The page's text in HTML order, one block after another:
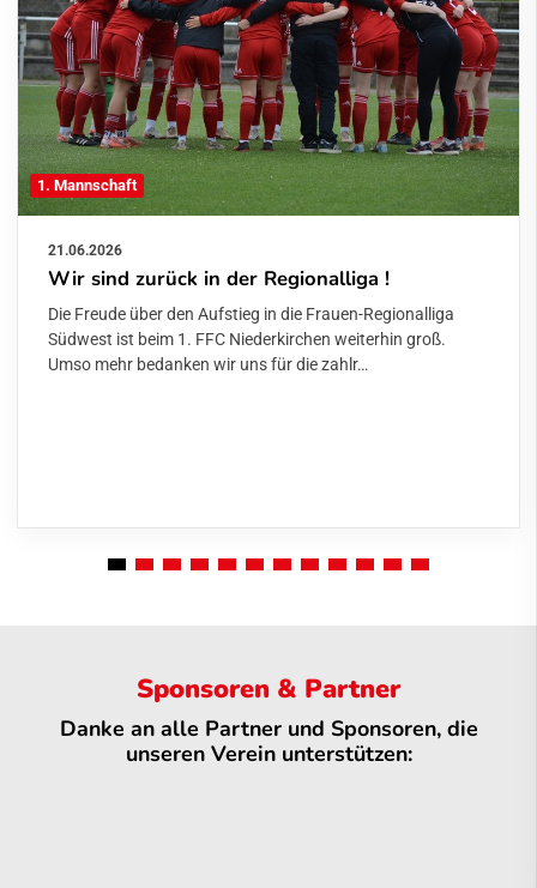
1. Mannschaft
21.06.2026
Wir sind zurück in der Regionalliga !
Die Freude über den Aufstieg in die Frauen-Regionalliga
Südwest ist beim 1. FFC Niederkirchen weiterhin groß.
Umso mehr bedanken wir uns für die zahlr…
Sponsoren & Partner
Danke an alle Partner und Sponsoren, die
unseren Verein unterstützen: